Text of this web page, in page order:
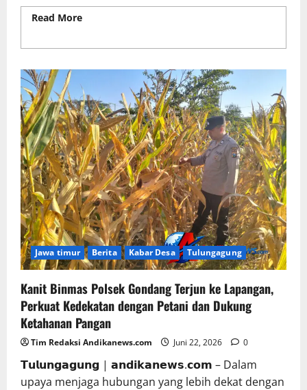
Read More
Jawa timur Berita Kabar Desa Tulungagung
Kanit Binmas Polsek Gondang Terjun ke Lapangan,
Perkuat Kedekatan dengan Petani dan Dukung
Ketahanan Pangan
Tim Redaksi Andikanews.com Juni 22, 2026 0
𝗧𝘂𝗹𝘂𝗻𝗴𝗮𝗴𝘂𝗻𝗴 | 𝗮𝗻𝗱𝗶𝗸𝗮𝗻𝗲𝘄𝘀.𝗰𝗼𝗺 – Dalam
upaya menjaga hubungan yang lebih dekat dengan